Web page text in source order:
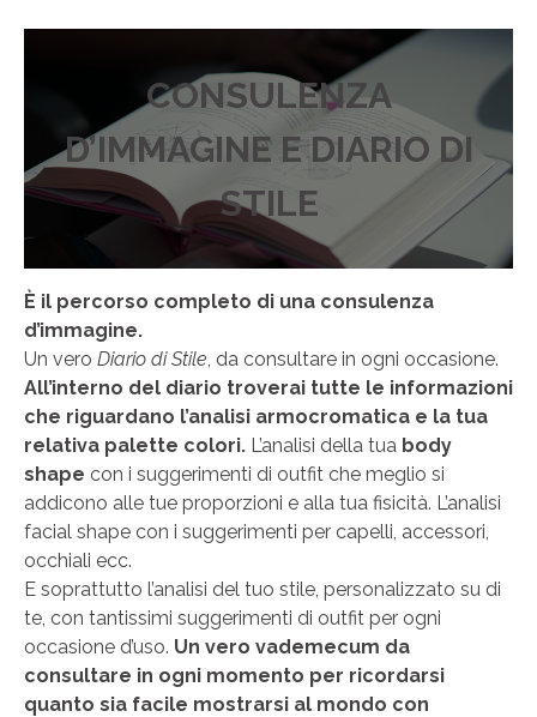
CONSULENZA
D’IMMAGINE E DIARIO DI
STILE
È il percorso completo di una consulenza
d’immagine.
Un vero Diario di Stile, da consultare in ogni occasione.
All’interno del diario troverai tutte le informazioni
che riguardano l’analisi armocromatica e la tua
relativa palette colori. L’analisi della tua body
shape con i suggerimenti di outfit che meglio si
addicono alle tue proporzioni e alla tua fisicità. L’analisi
facial shape con i suggerimenti per capelli, accessori,
occhiali ecc.
E soprattutto l’analisi del tuo stile, personalizzato su di
te, con tantissimi suggerimenti di outfit per ogni
occasione d’uso. Un vero vademecum da
consultare in ogni momento per ricordarsi
quanto sia facile mostrarsi al mondo con